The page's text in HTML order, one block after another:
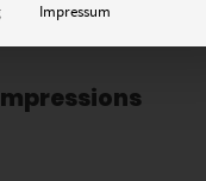
Impressum